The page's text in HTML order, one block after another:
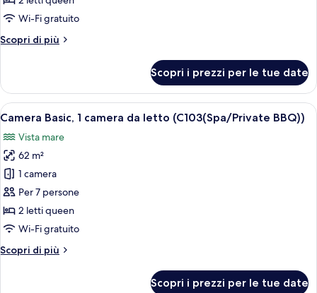
Basic,
camera
(C102(Private
BBQ))
Wi-Fi gratuito
Scopri di più
Altri
Basic,
camera
letto
(C102(Private
BBQ))
Scopri i prezzi per le tue date
Apri
tutte
le
foto
per
Camera
Basic,
1
camera
da
Camera Basic, 1 camera da letto
7
Camera Basic, 1 camera da letto (C103(Spa/Private BBQ))
Vista mare
62 m²
1 camera
Per 7 persone
2 letti queen
Wi-Fi gratuito
Scopri di più
Altri
Scopri i prezzi per le tue date